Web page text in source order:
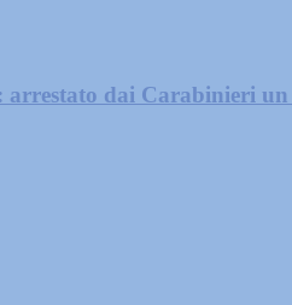
arrestato dai Carabinieri un